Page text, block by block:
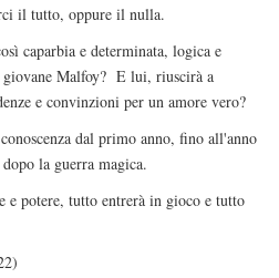
il tutto, oppure il nulla.
caparbia e determinata, logica e
Malfoy? E lui, riuscirà a
e convinzioni per un amore vero?
dal primo anno, fino all'anno
la guerra magica.
e potere, tutto entrerà in gioco e tutto